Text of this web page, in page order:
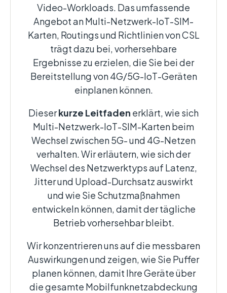
Video-Workloads. Das umfassende
Angebot an Multi-Netzwerk-IoT-SIM-
Karten, Routings und Richtlinien von CSL
trägt dazu bei, vorhersehbare
Ergebnisse zu erzielen, die Sie bei der
Bereitstellung von 4G/5G-IoT-Geräten
einplanen können.
Dieserkurze Leitfaden erklärt, wie sich
Multi-Netzwerk-IoT-SIM-Karten beim
Wechsel zwischen 5G- und 4G-Netzen
verhalten. Wir erläutern, wie sich der
Wechsel des Netzwerktyps auf Latenz,
Jitter und Upload-Durchsatz auswirkt
und wie Sie Schutzmaßnahmen
entwickeln können, damit der tägliche
Betrieb vorhersehbar bleibt.
Wir konzentrieren uns auf die messbaren
Auswirkungen und zeigen, wie Sie Puffer
planen können, damit Ihre Geräte über
die gesamte Mobilfunknetzabdeckung